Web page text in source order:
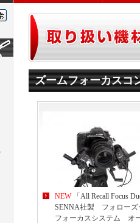
ズームフォーカスコ
NEW「All Recall Focus
SENNA社製 フォローズ
フォーカスシステム オ